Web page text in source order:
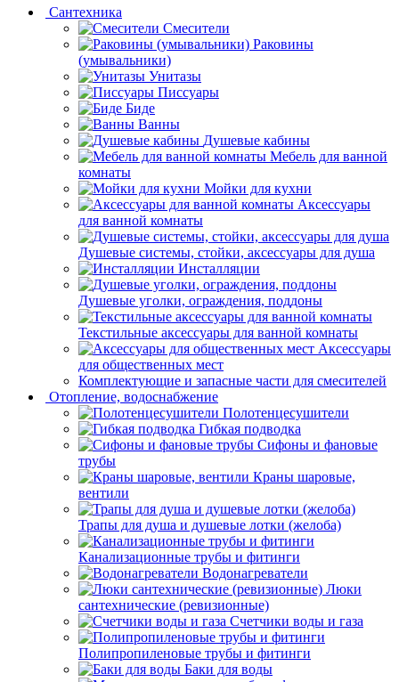
Сантехника
Смесители
Раковины
(умывальники)
Унитазы
Писсуары
Биде
Ванны
Душевые кабины
Мебель для ванной
комнаты
Мойки для кухни
Аксессуары
для ванной комнаты
Душевые системы, стойки, аксессуары для душа
Инсталляции
Душевые уголки, ограждения, поддоны
Текстильные аксессуары для ванной комнаты
Аксессуары
для общественных мест
Комплектующие и запасные части для смесителей
Отопление, водоснабжение
Полотенцесушители
Гибкая подводка
Сифоны и фановые
трубы
Краны шаровые,
вентили
Трапы для душа и душевые лотки (желоба)
Канализационные трубы и фитинги
Водонагреватели
Люки
сантехнические (ревизионные)
Счетчики воды и газа
Полипропиленовые трубы и фитинги
Баки для воды